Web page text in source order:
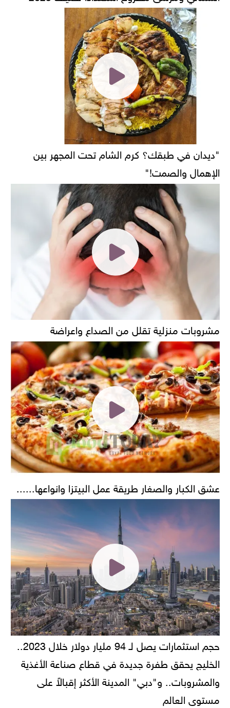
"ديدان في طبقك؟ كرم الشام تحت المجهر بين
الإهمال والصمت!"
مشروبات منزلية تقلل من الصداع واعراضة
عشق الكبار والصغار طريقة عمل البيتزا وانواعها......
حجم استثمارات يصل لـ 94 مليار دولار خلال 2023..
الخليج يحقق طفرة جديدة في قطاع صناعة الأغذية
والمشروبات.. و"دبي" المدينة الأكثر إقبالاً على
مستوى العالم